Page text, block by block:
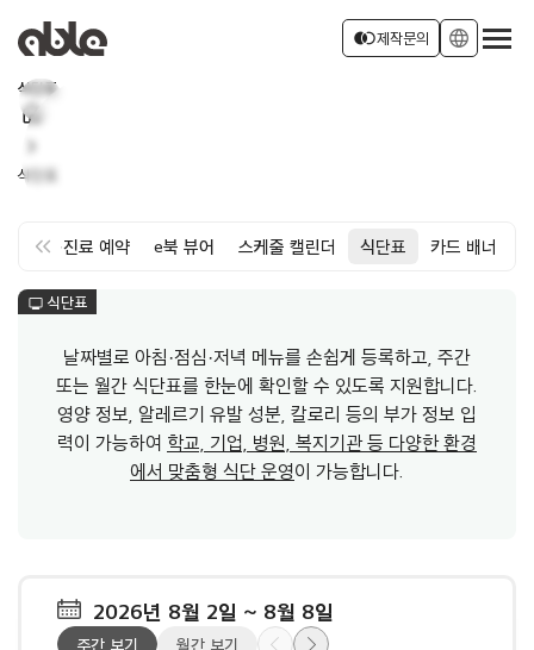
join_left제작문의 language
식단표
home
chevron_right
식단표
keyboard_double_arrow_left
면회·진료 예약 e북 뷰어 스케줄 캘린더 식단표 카드 배너
monitor 식단표
날짜별로 아침·점심·저녁 메뉴를 손쉽게 등록하고, 주간
또는 월간 식단표를 한눈에 확인할 수 있도록 지원합니다.
영양 정보, 알레르기 유발 성분, 칼로리 등의 부가 정보 입
력이 가능하여 학교, 기업, 병원, 복지기관 등 다양한 환경
에서 맞춤형 식단 운영이 가능합니다.
2026년 8월 2일 ~ 8월 8일
주간 보기 월간 보기